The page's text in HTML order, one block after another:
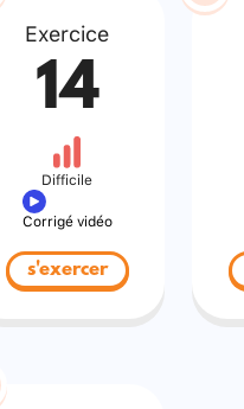
Exercice
14
Difficile
Corrigé vidéo
s'exercer